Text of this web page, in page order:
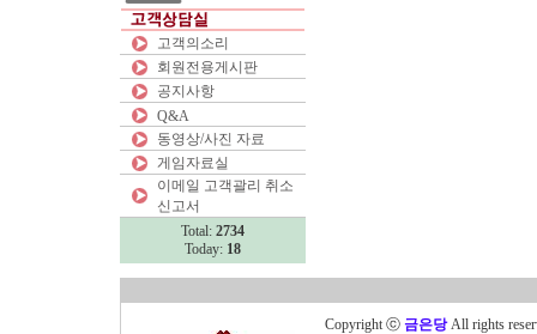
고객의소리
회원전용게시판
공지사항
Q&A
동영상/사진 자료
게임자료실
이메일 고객괄리 취소
신고서
Total: 2734
Today: 18
Copyright ⓒ 금은당All rights